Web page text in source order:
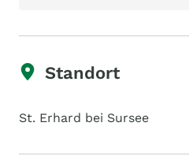
Standort
St. Erhard bei Sursee